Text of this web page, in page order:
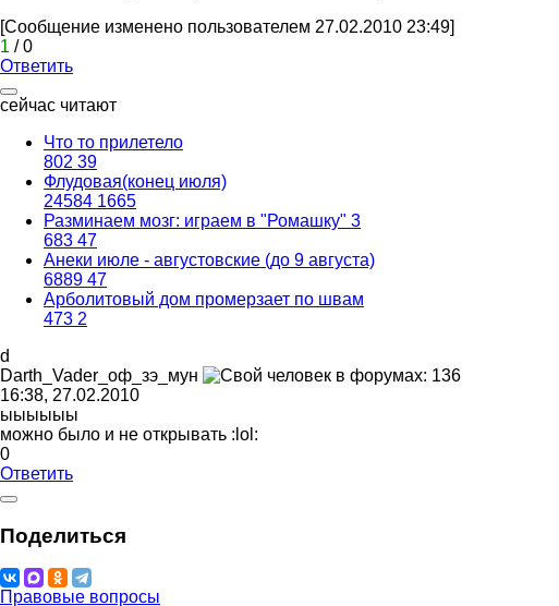
[Сообщение изменено пользователем 27.02.2010 23:49]
1 /0
Ответить
сейчас читают
Что то прилетело
802 39
Флудовая(конец июля)
24584 1665
Разминаем мозг: играем в "Ромашку" 3
683 47
Анеки июле - августовские (до 9 августа)
6889 47
Арболитовый дом промерзает по швам
473 2
d
Darth_Vader_ оф зэ мун
16:38, 27.02.2010
ыыыыыы
можно было и не открывать :lol:
0
Ответить
Поделиться
Правовые вопросы